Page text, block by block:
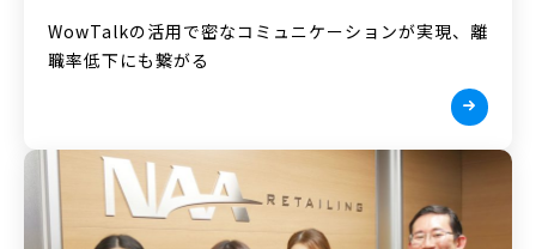
WowTalkの活用で密なコミュニケーションが実現、離
職率低下にも繋がる